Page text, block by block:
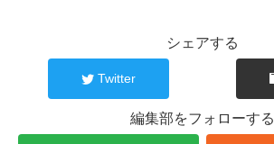
シェアする
Twitter
編集部をフォローする